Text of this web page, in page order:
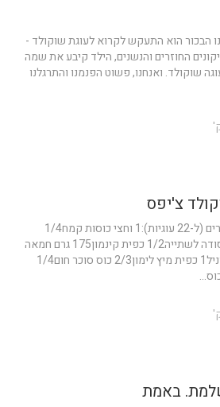
הבכור הוא התעקש לקרוא לעוגת שוקולד -
החוזרים והנשנים, הילד קיבע את שמה
שוקולד. ואנחנו, פשוט הפנמנו והתרגלנו
צ'יפס
עוגיות שוקולד צ'יפס חומרים (ל-22 עוגיות):1 וחצי כוסות קמח1/4
כפית מלח1 כפית אבקת סודה לשתייה1/2 כפית קינמון175 גרם חמאה
רכה1 וחצי כפיות תמצית וניל1 כפית מיץ לימון2/3 כוס סוכר חום1/4
באמת